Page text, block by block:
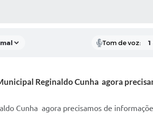
Tom de voz:
Reginaldo Cunha agora
Cunha agora precisamos de